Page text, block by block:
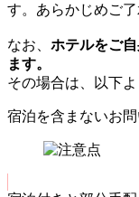
す。あらかじめご了
なお、 ホテルをご
ます。
その場合は、以下
宿泊を含まないお